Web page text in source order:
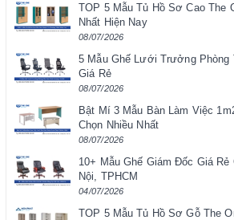
TOP 5 Mẫu Tủ Hồ Sơ Cao The
Nhất Hiện Nay
08/07/2026
5 Mẫu Ghế Lưới Trưởng Phòng
Giá Rẻ
08/07/2026
Bật Mí 3 Mẫu Bàn Làm Việc
Chọn Nhiều Nhất
08/07/2026
10+ Mẫu Ghế Giám Đốc Giá Rẻ
Nội, TPHCM
04/07/2026
TOP 5 Mẫu Tủ Hồ Sơ Gỗ The